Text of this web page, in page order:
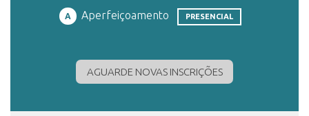
A Aperfeiçoamento PRESENCIAL
AGUARDE NOVAS INSCRIÇÕES